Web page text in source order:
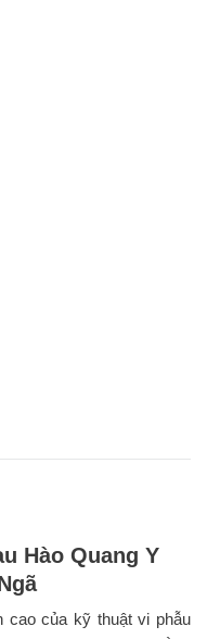
Hào Quang Y
cao của kỹ thuật vi phẫu